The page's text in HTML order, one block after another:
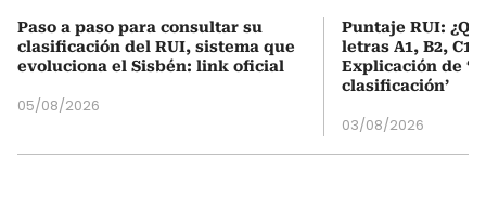
Paso a paso para consultar su
clasificación del RUI, sistema que
evoluciona el Sisbén: link oficial
05/08/2026
Puntaje RUI:
letras A1, B2, C1
Explicación de
clasificación’
03/08/2026